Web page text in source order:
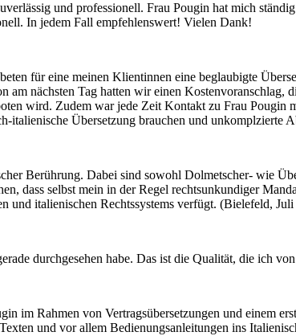
und professionell. Frau Pougin hat mich
In jedem Fall empfehlenswert! Vielen Dank!
für eine meinen Klientinnen eine beglaubigte
nächsten Tag hatten wir einen
wird. Zudem war jede Zeit Kontakt zu Frau
italienische Übersetzung brauchen und unkomplzierte
Berührung. Dabei sind sowohl Dolmetscher- wie
dass selbst mein in der Regel rechtsunkundiger
und italienischen Rechtssystems verfügt. (Bielefeld,
durchgesehen habe. Das ist die Qualität, die ich
im Rahmen von Vertragsübersetzungen und einem
und vor allem Bedienungsanleitungen ins